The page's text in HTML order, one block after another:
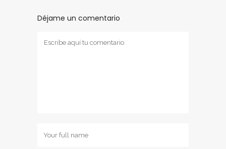
Déjame un comentario